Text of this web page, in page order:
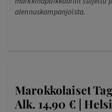
alennuskampanjoista.
Marokkolaiset
Alk. 14,90 € |